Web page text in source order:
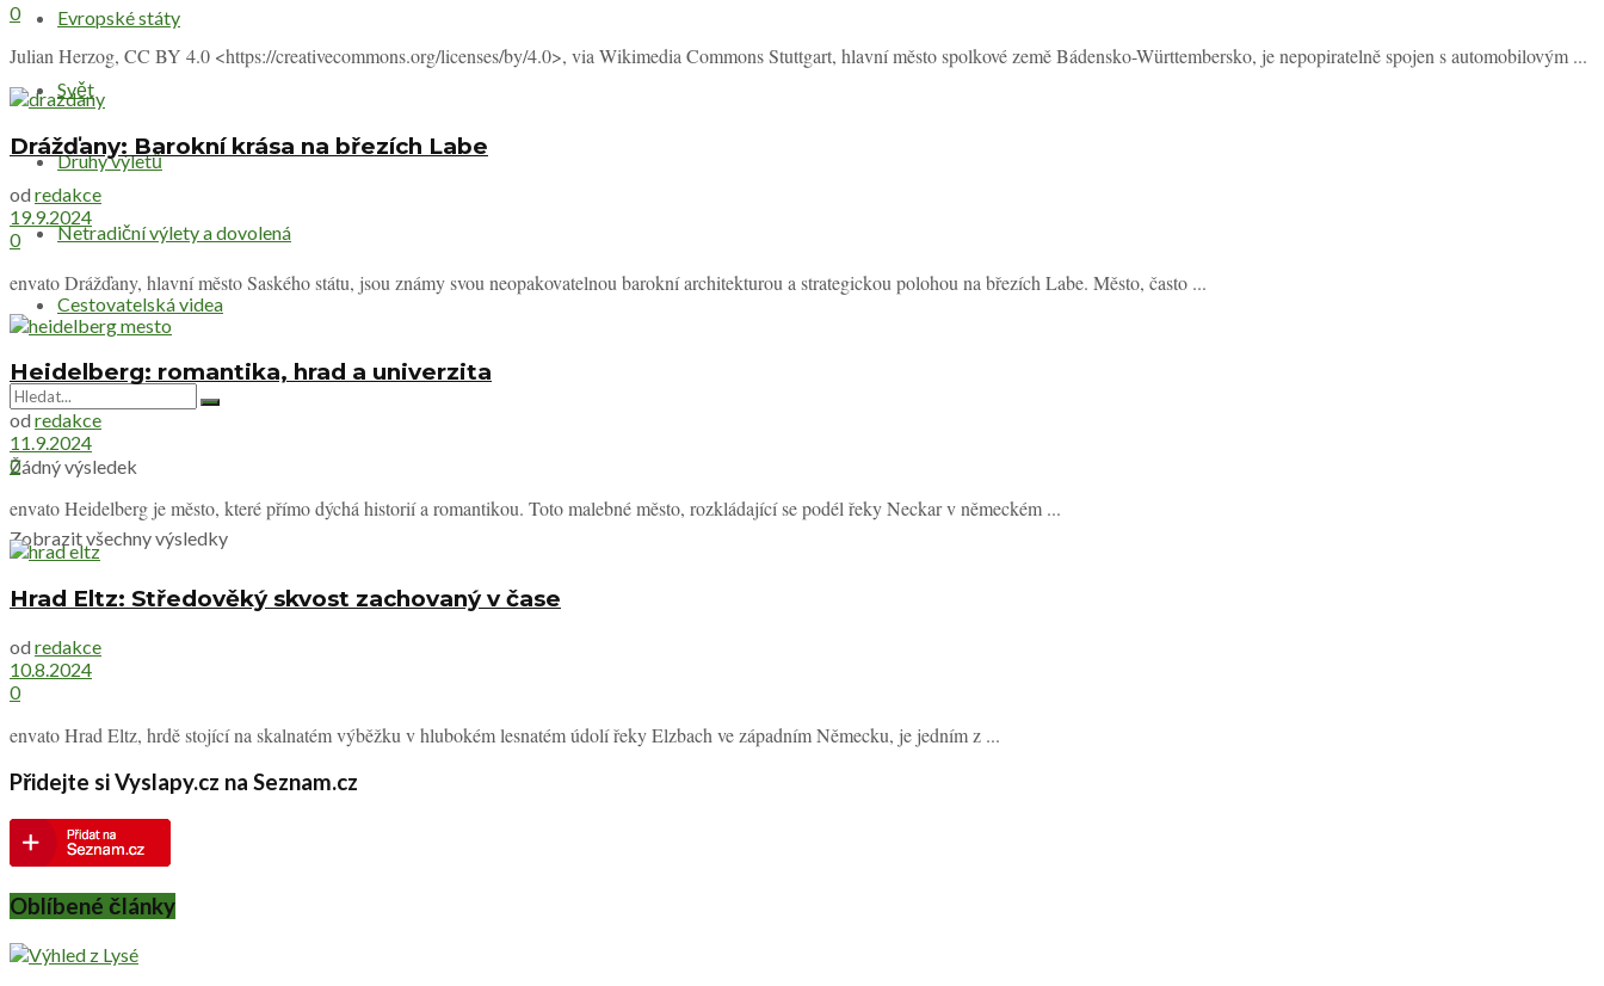
Evropské státy
Svět
Druhy výletů
Netradiční výlety a dovolená
Cestovatelská videa
Žádný výsledek
Zobrazit všechny výsledky
0
Julian Herzog, CC BY 4.0 <https://creativecommons.org/licenses/by/4.0>, via Wikimedia Commons Stuttgart, hlavní město spolkové země Bádensko-Württembersko, je nepopiratelně spojen s automobilovým ...
Drážďany: Barokní krása na březích Labe
od redakce
19.9.2024
0
envato Drážďany, hlavní město Saského státu, jsou známy svou neopakovatelnou barokní architekturou a strategickou polohou na březích Labe. Město, často ...
Heidelberg: romantika, hrad a univerzita
od redakce
11.9.2024
0
envato Heidelberg je město, které přímo dýchá historií a romantikou. Toto malebné město, rozkládající se podél řeky Neckar v německém ...
Hrad Eltz: Středověký skvost zachovaný v čase
od redakce
10.8.2024
0
envato Hrad Eltz, hrdě stojící na skalnatém výběžku v hlubokém lesnatém údolí řeky Elzbach ve západním Německu, je jedním z ...
Přidejte si Vyslapy.cz na Seznam.cz
Oblíbené články